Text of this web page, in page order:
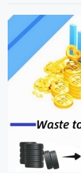
pneus
negro de